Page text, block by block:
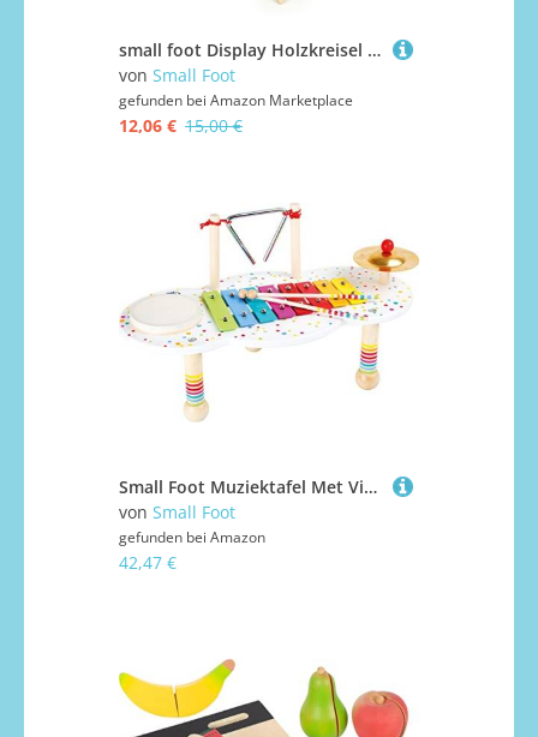
small foot Display Holzkreisel mit Schnur, 12 Bunte Kreisel aus Holz, ideales Mitbringsel, für Kinder ab 3 Jahren, 12605
von Small Foot
gefunden bei Amazon Marketplace
12,06 € 15,00 €
Small Foot Muziektafel Met Vier Instrumenten 44 X 23 X 25 Cm
von Small Foot
gefunden bei Amazon
42,47 €